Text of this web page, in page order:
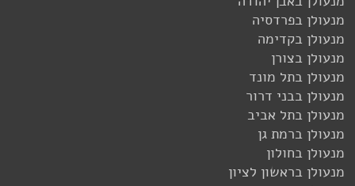
מנעולן בפרדסיה
מנעולן בקדימה
מנעולן בצורן
מנעולן בתל מונד
מנעולן בבני דרור
מנעולן בתל אביב
מנעולן ברמת גן
מנעולן בחולון
מנעולן בראשון לציון